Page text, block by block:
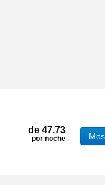
de 47.73
por noche